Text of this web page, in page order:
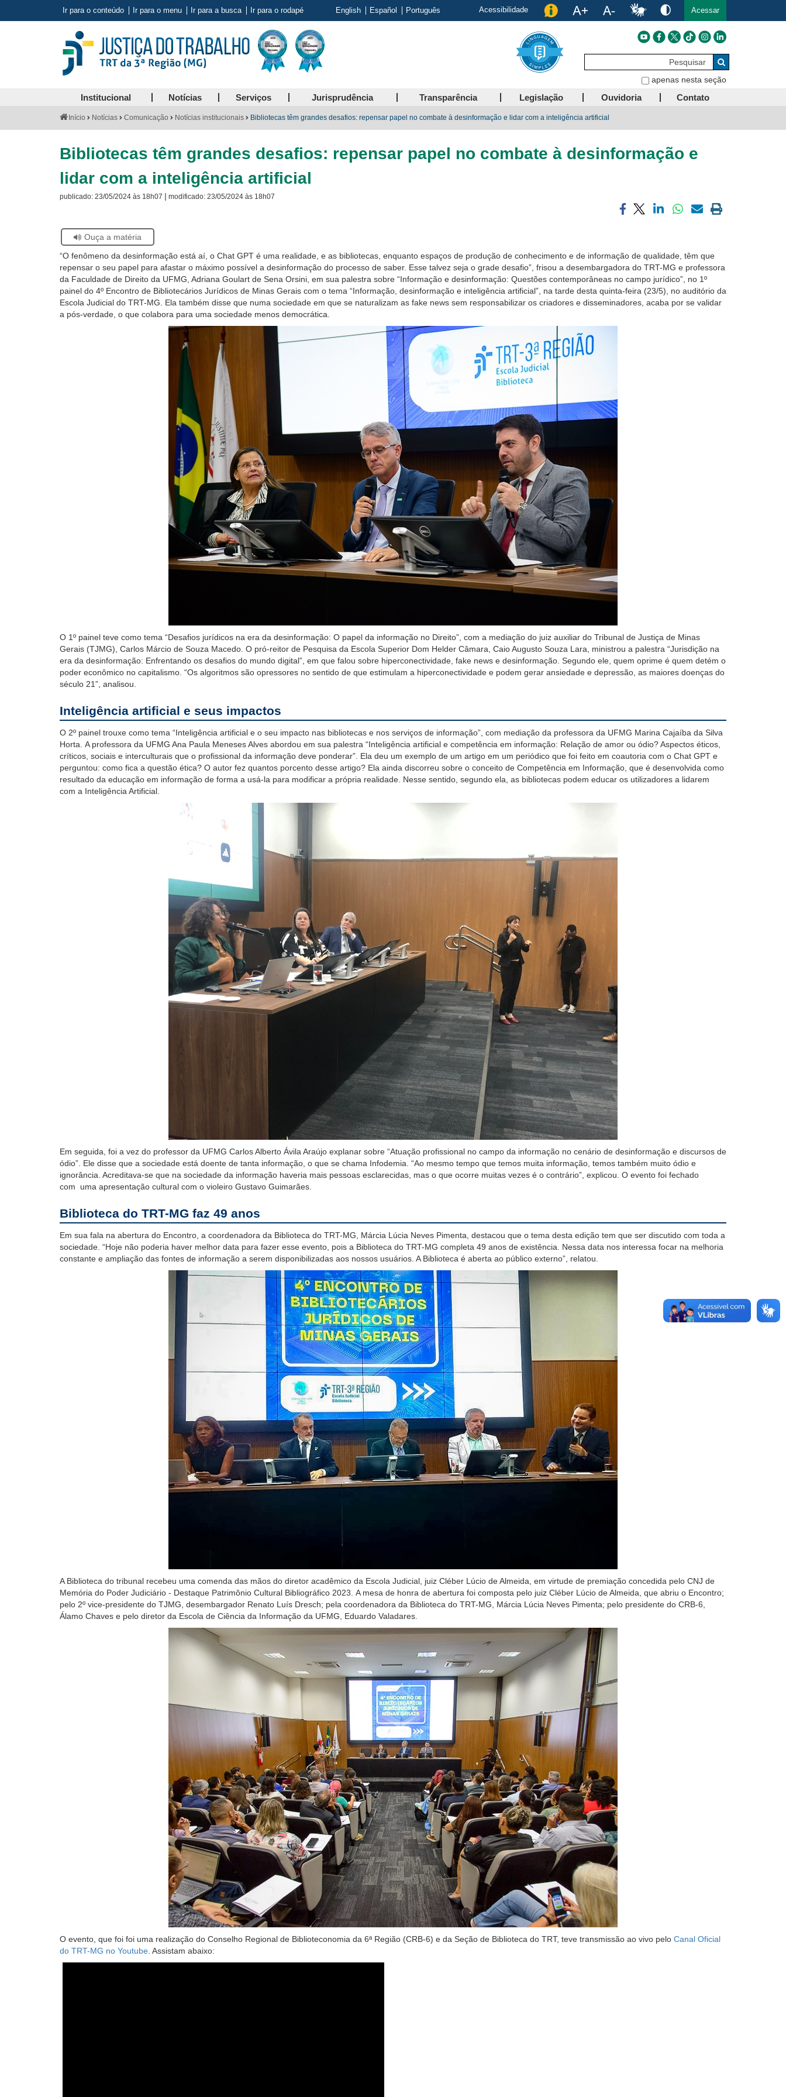
Ir para o conteúdo Ir para o menu Ir para a busca Ir para o rodapé Acessibilidade Acessar
English Español Português
Pesquisar
Buscar
apenas nesta seção
Institucional Notícias Serviços Jurisprudência Transparência Legislação Ouvidoria Contato
VocêInício Notícias Comunicação Notícias institucionais Bibliotecas têm grandes desafios: repensar papel no combate à desinformação e lidar com a inteligência artificial
Bibliotecas têm grandes desafios: repensar papel no combate à desinformação e
lidar com a inteligência artificial
publicado: 23/05/2024 às 18h07 | modificado: 23/05/2024 às 18h07
Se
estiver
usando
leitor
de
tela,
ignore
este
Ouça a matéria
“O fenômeno da desinformação está aí, o Chat GPT é uma realidade, e as bibliotecas, enquanto espaços de produção de conhecimento e de informação de qualidade, têm que
repensar o seu papel para afastar o máximo possível a desinformação do processo de saber. Esse talvez seja o grade desafio”, frisou a desembargadora do TRT-MG e professora
da Faculdade de Direito da UFMG, Adriana Goulart de Sena Orsini, em sua palestra sobre “Informação e desinformação: Questões contemporâneas no campo jurídico”, no 1º
painel do 4º Encontro de Bibliotecários Jurídicos de Minas Gerais com o tema “Informação, desinformação e inteligência artificial”, na tarde desta quinta-feira (23/5), no auditório da
Escola Judicial do TRT-MG. Ela também disse que numa sociedade em que se naturalizam as fake news sem responsabilizar os criadores e disseminadores, acaba por se validar
a pós-verdade, o que colabora para uma sociedade menos democrática.
O 1º painel teve como tema “Desafios jurídicos na era da desinformação: O papel da informação no Direito”, com a mediação do juiz auxiliar do Tribunal de Justiça de Minas
Gerais (TJMG), Carlos Márcio de Souza Macedo. O pró-reitor de Pesquisa da Escola Superior Dom Helder Câmara, Caio Augusto Souza Lara, ministrou a palestra “Jurisdição na
era da desinformação: Enfrentando os desafios do mundo digital”, em que falou sobre hiperconectividade, fake news e desinformação. Segundo ele, quem oprime é quem detém o
poder econômico no capitalismo. “Os algoritmos são opressores no sentido de que estimulam a hiperconectividade e podem gerar ansiedade e depressão, as maiores doenças do
século 21”, analisou.
Inteligência artificial e seus impactos
O 2º painel trouxe como tema “Inteligência artificial e o seu impacto nas bibliotecas e nos serviços de informação”, com mediação da professora da UFMG Marina Cajaíba da Silva
Horta. A professora da UFMG Ana Paula Meneses Alves abordou em sua palestra “Inteligência artificial e competência em informação: Relação de amor ou ódio? Aspectos éticos,
críticos, sociais e interculturais que o profissional da informação deve ponderar”. Ela deu um exemplo de um artigo em um periódico que foi feito em coautoria com o Chat GPT e
perguntou: como fica a questão ética? O autor fez quantos porcento desse artigo? Ela ainda discorreu sobre o conceito de Competência em Informação, que é desenvolvida como
resultado da educação em informação de forma a usá-la para modificar a própria realidade. Nesse sentido, segundo ela, as bibliotecas podem educar os utilizadores a lidarem
com a Inteligência Artificial
Em seguida, foi a vez do professor da UFMG Carlos Alberto Ávila Araújo explanar sobre “Atuação profissional no campo da informação no cenário de desinformação e discursos de
ódio”. Ele disse que a sociedade está doente de tanta informação, o que se chama Infodemia. “Ao mesmo tempo que temos muita informação, temos também muito ódio e
ignorância. Acreditava-se que na sociedade da informação haveria mais pessoas esclarecidas, mas o que ocorre muitas vezes é o contrário”, explicou. O evento foi fechado
com
uma apresentação cultural com o violeiro Gustavo Guimarães.
Biblioteca do TRT-MG faz 49 anos
Em sua fala na abertura do Encontro, a coordenadora da Biblioteca do TRT-MG, Márcia Lúcia Neves Pimenta, destacou que o tema desta edição tem que ser discutido com toda a
sociedade . “Hoje não poderia haver melhor data para fazer esse evento, pois a Biblioteca do TRT-MG completa 49 anos de existência. Nessa data nos interessa focar na melhoria
constante e ampliação das fontes de informação a serem disponibilizadas aos nossos usuários. A Biblioteca é aberta ao público externo”, relatou.
A Biblioteca do tribunal recebeu uma comenda das mãos do diretor acadêmico da Escola Judicial, juiz Cléber Lúcio de Almeida, em virtude de premiação concedida pelo CNJ de
Memória do Poder Judiciário - Destaque Patrimônio Cultural Bibliográfico 2023. A mesa de honra de abertura foi composta pelo juiz Cléber Lúcio de Almeida, que abriu o Encontro;
pelo 2º vice-presidente do TJMG, desembargador Renato Luís Dresch; pela coordenadora da Biblioteca do TRT-MG, Márcia Lúcia Neves Pimenta; pelo presidente do CRB-6,
Álamo Chaves e pelo diretor da Escola de Ciência da Informação da UFMG, Eduardo Valadares.
O evento, que foi foi uma realização do Conselho Regional de Biblioteconomia da 6ª Região (CRB-6) e da Seção de Biblioteca do TRT, teve transmissão ao vivo pelo Canal Oficial
do TRT-MG no Youtube Assistam abaixo: